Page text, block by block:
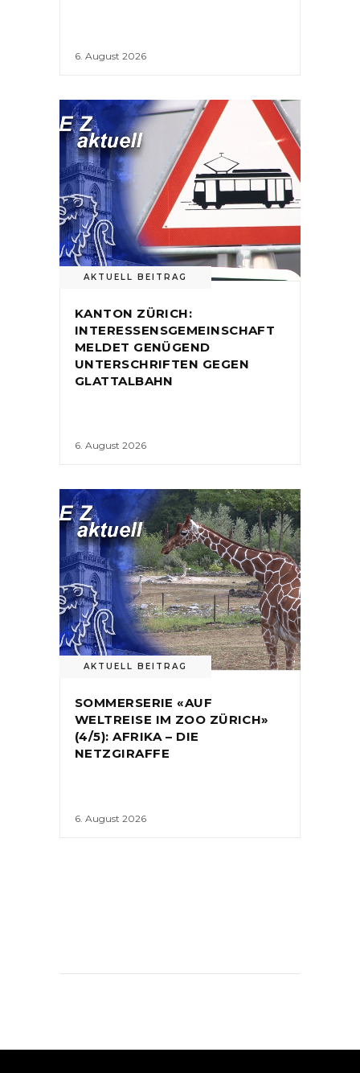
6. August 2026
AKTUELL BEITRAG
KANTON ZÜRICH:
INTERESSENSGEMEINSCHAFT
MELDET GENÜGEND
UNTERSCHRIFTEN GEGEN
GLATTALBAHN
6. August 2026
AKTUELL BEITRAG
SOMMERSERIE «AUF
WELTREISE IM ZOO ZÜRICH»
(4/5): AFRIKA – DIE
NETZGIRAFFE
6. August 2026